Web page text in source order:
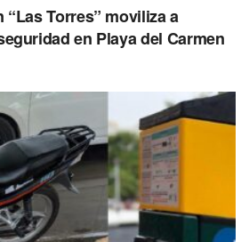
Torres” moviliza a
en Playa del Carmen